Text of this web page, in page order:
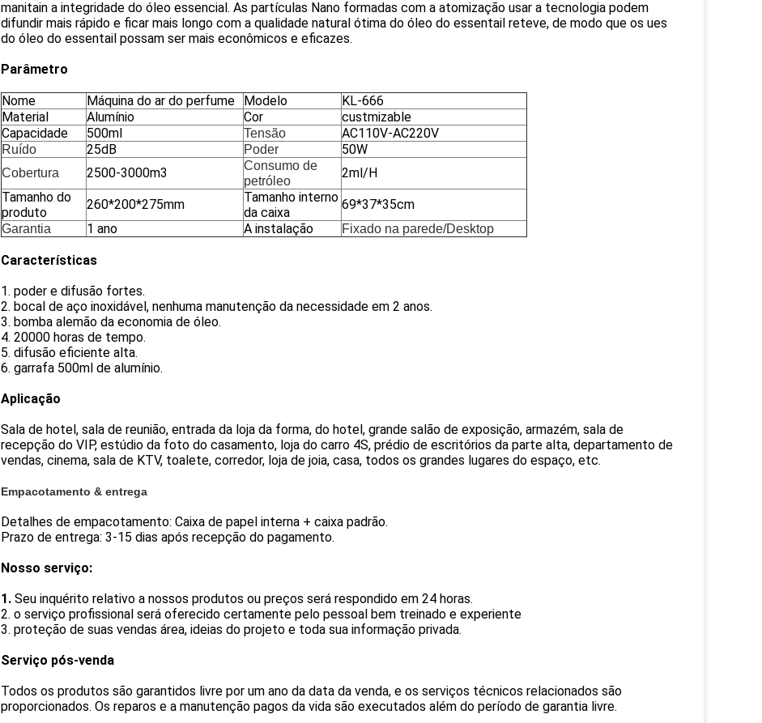
manitain a integridade do óleo essencial. As partículas Nano formadas com a atomização usar a tecnologia podem
difundir mais rápido e ficar mais longo com a qualidade natural ótima do óleo do essentail reteve, de modo que os ues
do óleo do essentail possam ser mais econômicos e eficazes.
Parâmetro
Nome Máquina do ar do perfume Modelo
KL-666
Material
Alumínio Cor
custmizable
Capacidade
500ml Tensão AC110V-AC220V
Ruído 25dB Poder 50W
Cobertura 2500-3000m3
Consumo de
petróleo
2ml/H
Tamanho do
produto
260*200*275mm
Tamanho interno
da caixa
69*37*35cm
Garantia 1 ano A instalação Fixado na parede/Desktop
Características
1. poder e difusão fortes.
2. bocal de aço inoxidável, nenhuma manutenção da necessidade em 2 anos.
3. bomba alemão da economia de óleo.
4. 20000 horas de tempo.
5. difusão eficiente alta.
6. garrafa 500ml de alumínio.
Aplicação
Sala de hotel, sala de reunião, entrada da loja da forma, do hotel, grande salão de exposição, armazém, sala de
recepção do VIP, estúdio da foto do casamento, loja do carro 4S, prédio de escritórios da parte alta, departamento de
vendas, cinema, sala de KTV, toalete, corredor, loja de joia, casa, todos os grandes lugares do espaço, etc.
Empacotamento & entrega
Detalhes de empacotamento: Caixa de papel interna + caixa padrão.
Prazo de entrega: 3-15 dias após recepção do pagamento.
Nosso serviço:
1. Seu inquérito relativo a nossos produtos ou preços será respondido em 24 horas.
2. o serviço profissional será oferecido certamente pelo pessoal bem treinado e experiente
3. proteção de suas vendas área, ideias do projeto e toda sua informação privada.
Serviço pós-venda
Todos os produtos são garantidos livre por um ano da data da venda, e os serviços técnicos relacionados são
proporcionados. Os reparos e a manutenção pagos da vida são executados além do período de garantia livre.